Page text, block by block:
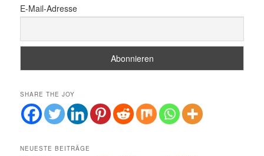
E-Mail-Adresse
SHARE THE JOY
NEUESTE BEITRÄGE